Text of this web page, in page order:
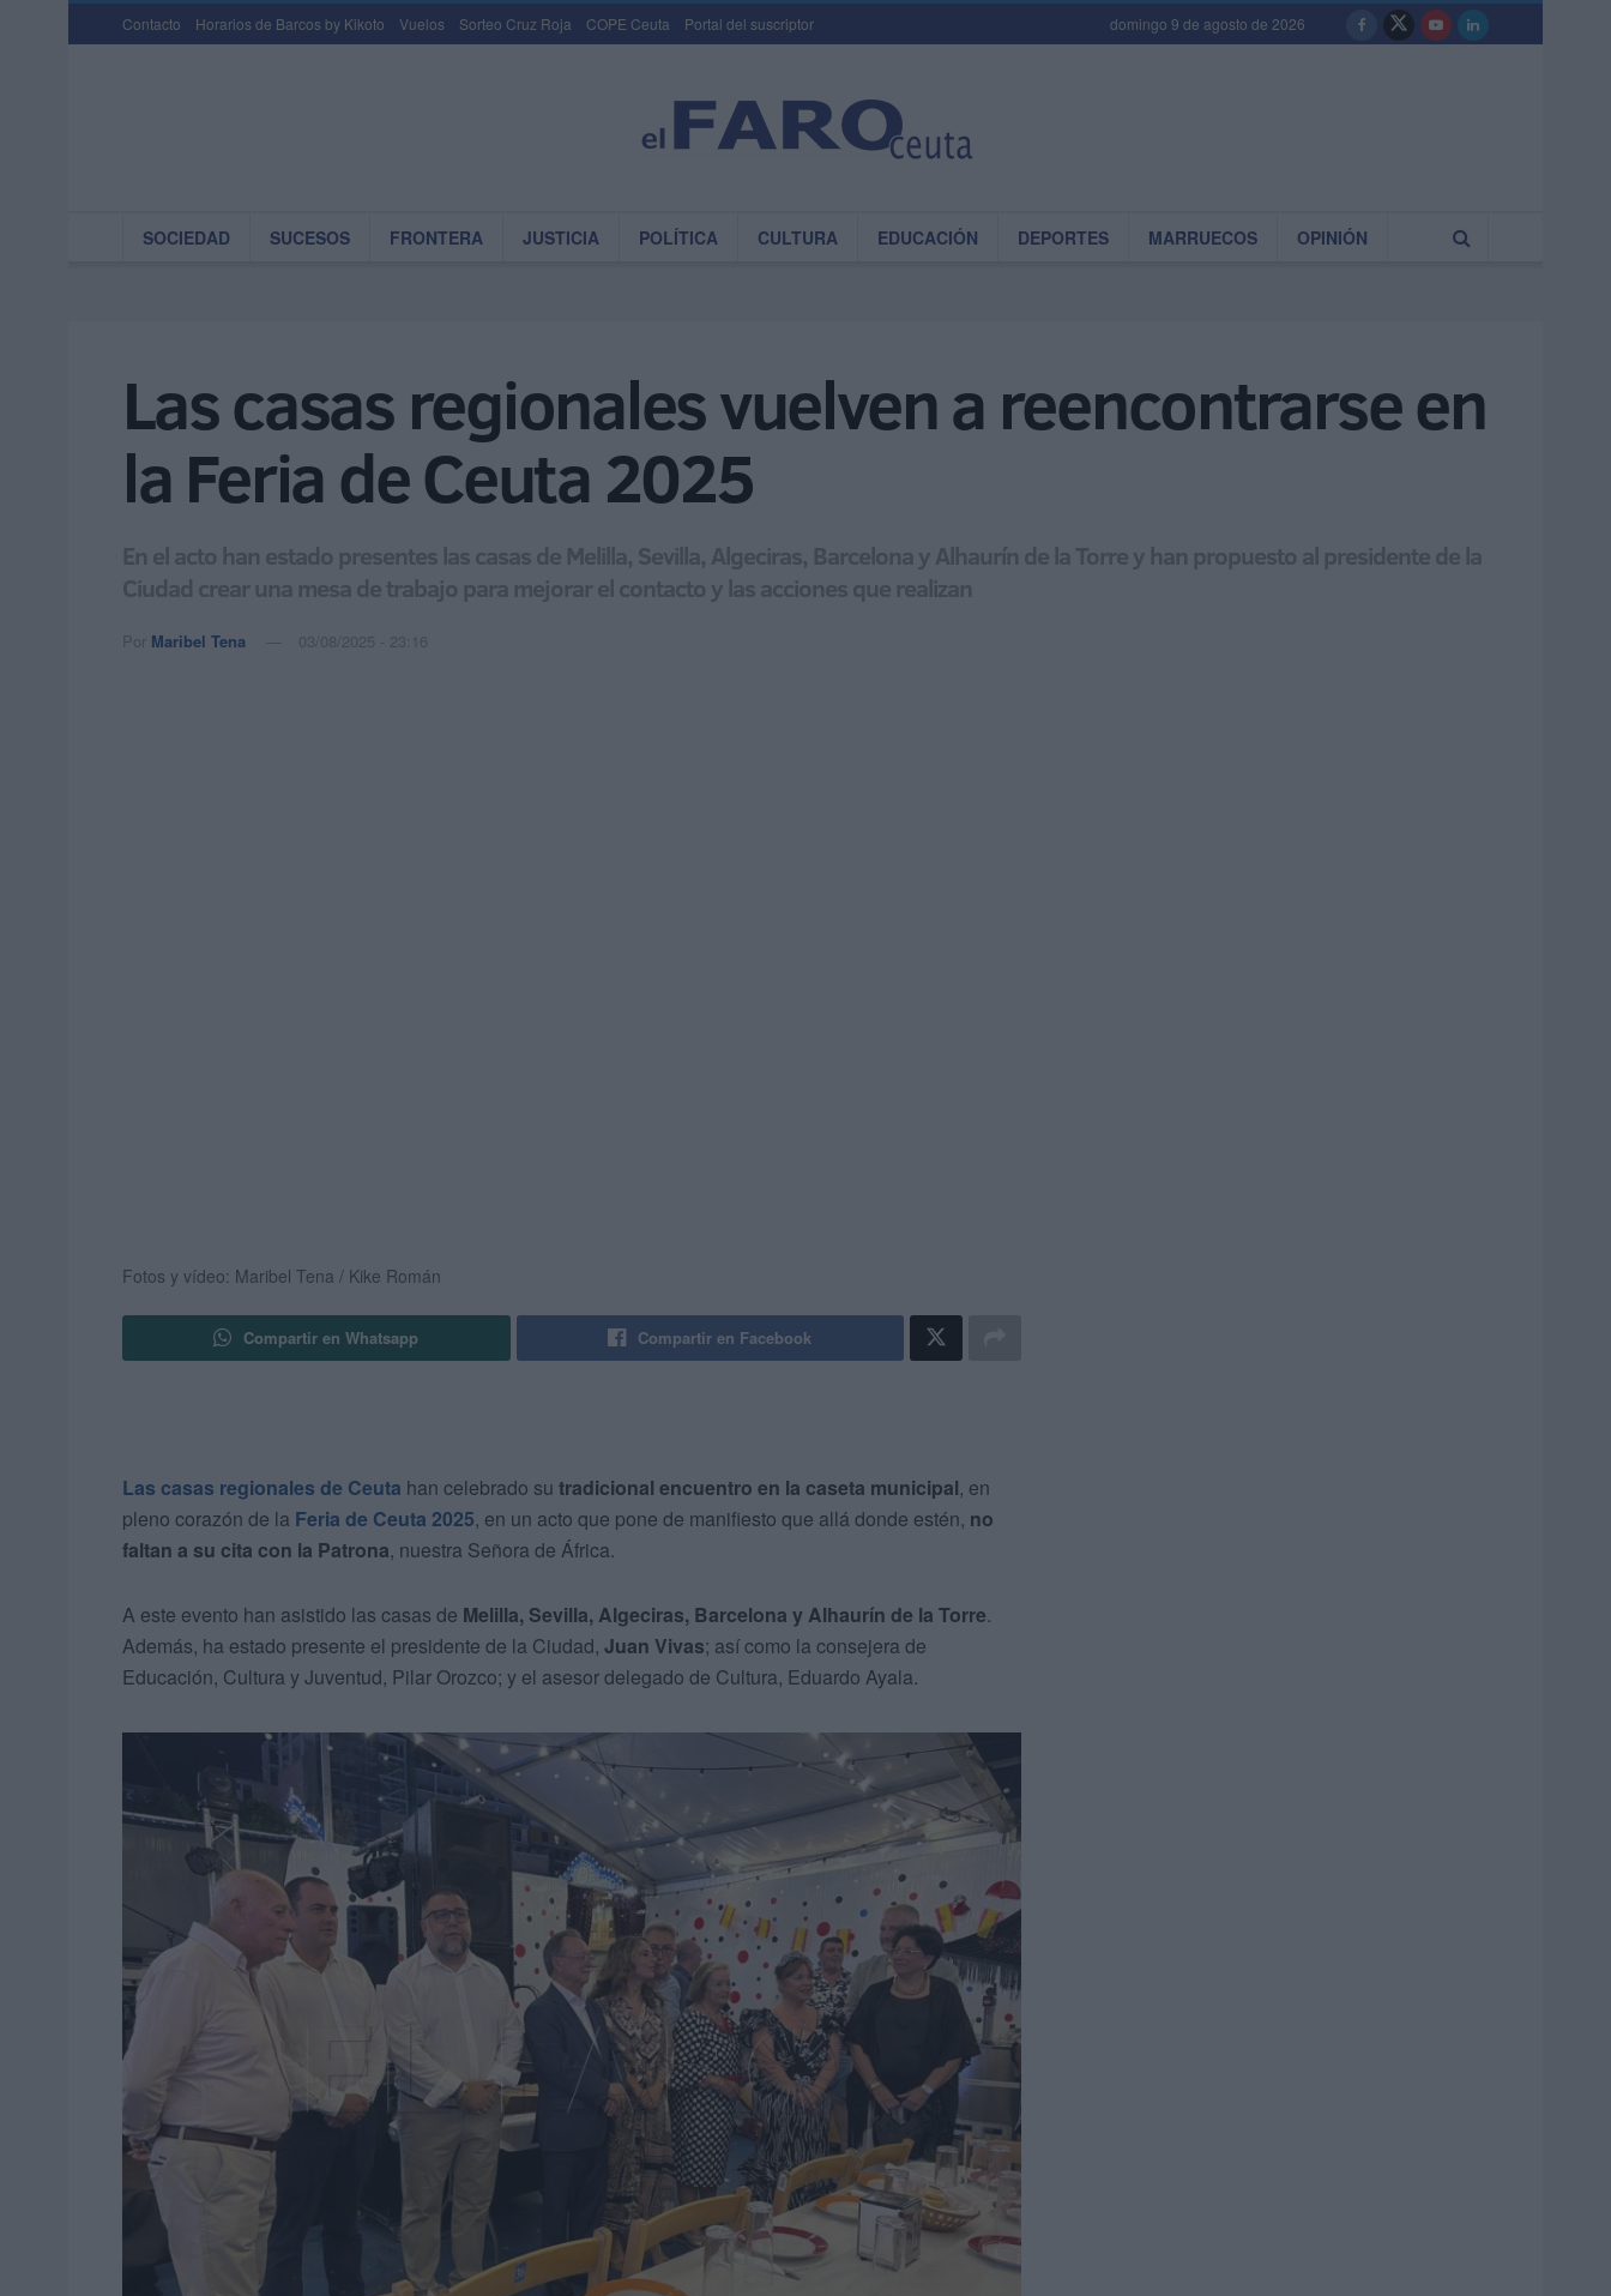
Contacto Horarios de Barcos by Kikoto Vuelos Sorteo Cruz Roja COPE Ceuta Portal del suscriptor domingo 9 de agosto de 2026
SOCIEDAD SUCESOS FRONTERA JUSTICIA POLÍTICA CULTURA EDUCACIÓN DEPORTES MARRUECOS OPINIÓN
Las casas regionales vuelven a reencontrarse en
la Feria de Ceuta 2025
En el acto han estado presentes las casas de Melilla, Sevilla, Algeciras, Barcelona y Alhaurín de la Torre y han propuesto al presidente de la
Ciudad crear una mesa de trabajo para mejorar el contacto y las acciones que realizan
Por Maribel Tena 03/08/2025 - 23:16
Fotos y vídeo: Maribel Tena / Kike Román
Compartir en Whatsapp Compartir en Facebook
Las casas regionales de Ceuta han celebrado su tradicional encuentro en la caseta municipal, en
pleno corazón de la Feria de Ceuta 2025, en un acto que pone de manifiesto que allá donde estén, no
faltan a su cita con la Patrona, nuestra Señora de África.
A este evento han asistido las casas de Melilla, Sevilla, Algeciras, Barcelona y Alhaurín de la Torre.
Además, ha estado presente el presidente de la Ciudad, Juan Vivas; así como la consejera de
Educación, Cultura y Juventud, Pilar Orozco; y el asesor delegado de Cultura, Eduardo Ayala.